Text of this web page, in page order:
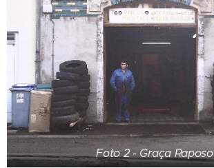
Foto 2 - Graça Raposo